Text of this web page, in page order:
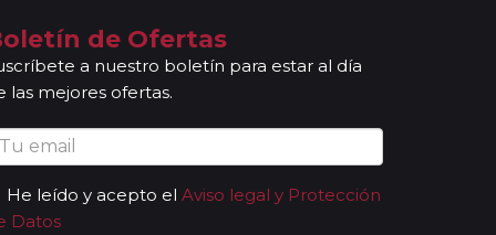
de Ofertas
a nuestro boletín para estar al día
las mejores ofertas.
He leído y acepto el Aviso legal y Protección
Datos